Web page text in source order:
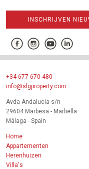
INSCHRIJVEN
+34 677 670 480
info@slgproperty.com
Avda Andalucia s/n
29604 Marbesa - Marbella
Málaga - Spain
Home
Appartementen
Herenhuizen
Villa's